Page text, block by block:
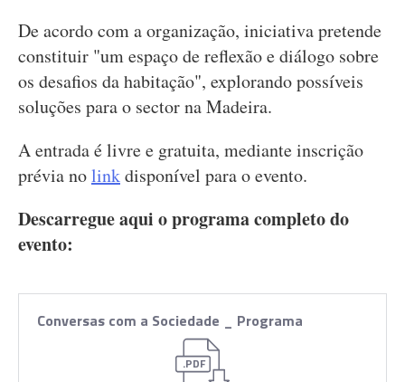
De acordo com a organização, iniciativa pretende
constituir "um espaço de reflexão e diálogo sobre
os desafios da habitação", explorando possíveis
soluções para o sector na Madeira.
A entrada é livre e gratuita, mediante inscrição
prévia nolinkdisponível para o evento.
Descarregue aqui o programa completo do
evento:
.PDF
Conversas com a Sociedade _ Programa